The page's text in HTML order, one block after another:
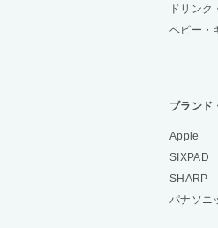
ドリンク
ベビー・
ブランド
Apple
SIXPAD
SHARP
パナソニ